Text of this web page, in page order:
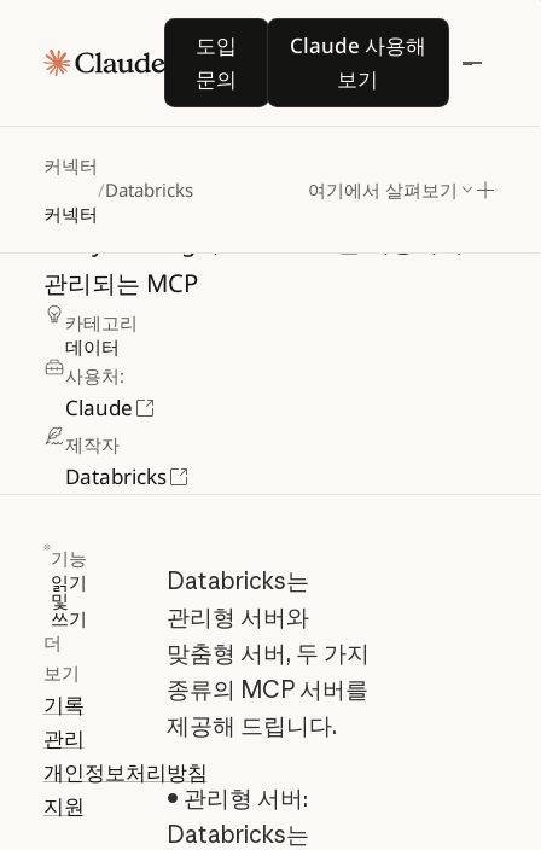
도입
문의
도입 문의
Claude 사용해
보기
Claude 사용해 보기
커넥터
커넥터
/Databricks 여기에서 살펴보기
Databricks
관리되는 MCP
카테고리
데이터
사용처:
Claude
제작자
Databricks
기능
읽기
및
쓰기
더
보기
기록
관리
개인정보처리방침
지원
Databricks는
관리형 서버와
맞춤형 서버, 두 가지
종류의 MCP 서버를
제공해 드립니다.
• 관리형 서버:
Databricks는